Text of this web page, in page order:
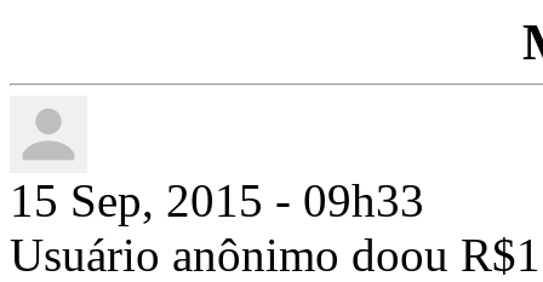
15 Sep, 2015 - 09h33
Usuário anônimo doou